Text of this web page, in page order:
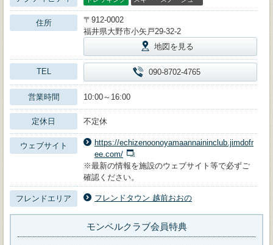
住所
〒912-0002
福井県大野市小矢戸29-32-2
地図を見る
TEL 090-8702-4765
営業時間 10:00～16:00
定休日 不定休
ウェブサイト
https://echizenoonoyamaannaininclub.jimdofr
ee.com/
※最新の情報を施設のウェブサイト等で必ずご
確認ください。
フレンドエリア フレンドタウン 越前おおの
モンベルクラブ会員特典